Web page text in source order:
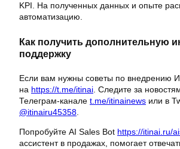
KPI. На полученных данных и опыте
автоматизацию.
Как получить дополнительную
поддержку
Если вам нужны советы по внедрению
на https://t.me/itinai . Следите за
Телеграм-канале t.me/itinainews или в
@itinairu45358
Попробуйте AI Sales Bot https://itinai.ru/
ассистент в продажах, помогает